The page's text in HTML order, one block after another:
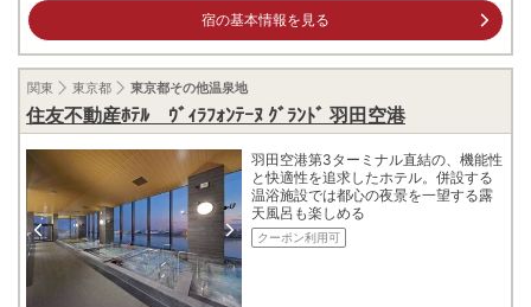
宿の基本情報を見る
関東 東京都 東京都その他温泉地
住友不動産ﾎﾃﾙ ｳﾞｨﾗﾌｫﾝﾃｰﾇ ｸﾞﾗﾝﾄﾞ 羽田空港
羽田空港第3ターミナル直結の、機能性
と快適性を追求したホテル。併設する
温浴施設では都心の夜景を一望する露
天風呂も楽しめる
クーポン利用可